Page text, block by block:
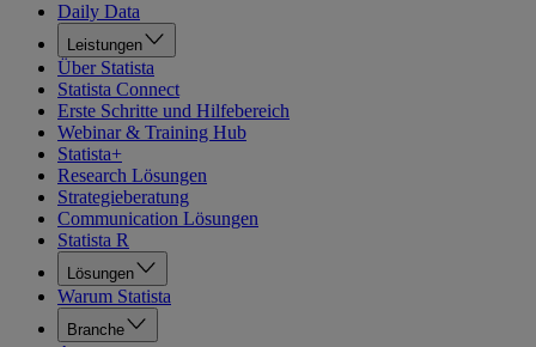
Daily Data
Leistungen
Über Statista
Statista Connect
Erste Schritte und Hilfebereich
Webinar & Training Hub
Statista+
Research Lösungen
Strategieberatung
Communication Lösungen
Statista R
Lösungen
Warum Statista
Branche